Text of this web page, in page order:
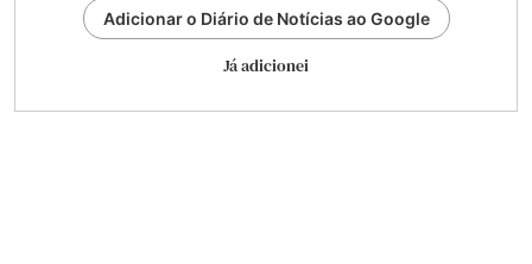
Adicionar o Diário de Notícias ao Google
Já adicionei